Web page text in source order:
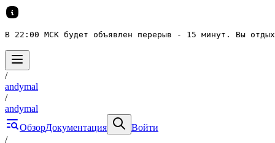
В 22:00 МСК будет объявлен перерыв - 15 минут. Вы
/
andymal
/
andymal
ОбзорДокументация
Войти
/